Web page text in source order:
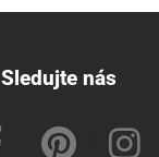
Sledujte nás